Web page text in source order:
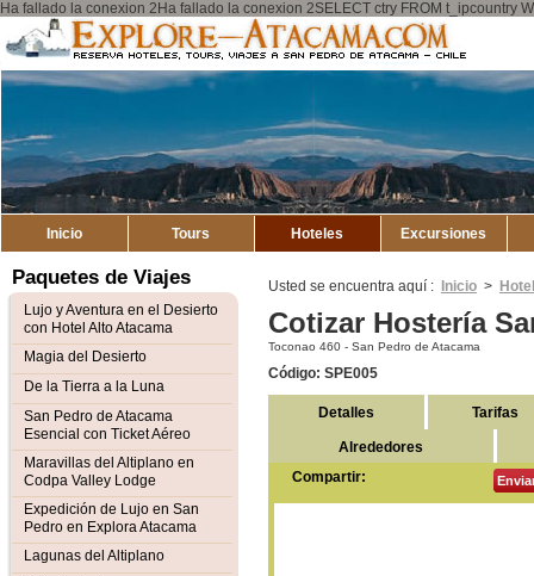
Ha fallado la conexion 2Ha fallado la conexion 2SELECT ctry FROM t_ipcountry
Mapa del Sitio
Inicio Tours Hoteles Excursiones
Usted se encuentra aquí : Inicio >
Cotizar Hostería
Toconao 460 - San Pedro de Atacama
Código: SPE005
Detalles Tarifas
Alrededores
Compartir:
Paquetes de Viajes
Lujo y Aventura en el Desierto
con Hotel Alto Atacama
Magia del Desierto
De la Tierra a la Luna
San Pedro de Atacama
Esencial con Ticket Aéreo
Maravillas del Altiplano en
Codpa Valley Lodge
Expedición de Lujo en San
Pedro en Explora Atacama
Lagunas del Altiplano